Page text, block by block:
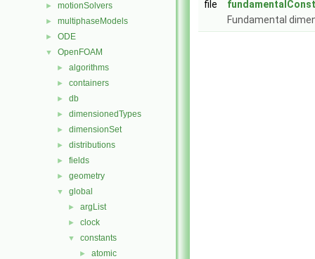
► motionSolvers
► multiphaseModels
► ODE
▼ OpenFOAM
► algorithms
► containers
► db
► dimensionedTypes
► dimensionSet
► distributions
► fields
► geometry
▼ global
► argList
► clock
▼ constants
► atomic
file
Fundamental